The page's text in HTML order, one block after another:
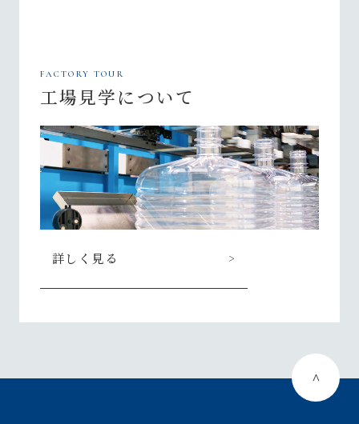
FACTORY TOUR
工場見学について
詳しく見る